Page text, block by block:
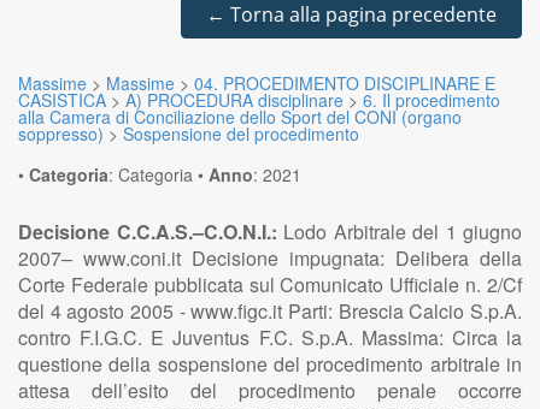
← Torna alla pagina precedente
Massime > Massime > 04. PROCEDIMENTO DISCIPLINARE E
CASISTICA > A) PROCEDURA disciplinare > 6. Il procedimento
alla Camera di Conciliazione dello Sport del CONI (organo
soppresso) > Sospensione del procedimento
• Categoria: Categoria • Anno: 2021
Decisione C.C.A.S.–C.O.N.I.: Lodo Arbitrale del 1 giugno
2007– www.coni.it Decisione impugnata: Delibera della
Corte Federale pubblicata sul Comunicato Ufficiale n. 2/Cf
del 4 agosto 2005 - www.figc.it Parti: Brescia Calcio S.p.A.
contro F.I.G.C. E Juventus F.C. S.p.A. Massima: Circa la
questione della sospensione del procedimento arbitrale in
attesa dell’esito del procedimento penale occorre